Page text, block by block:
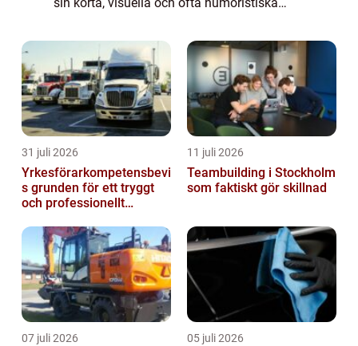
sin korta, visuella och ofta humoristiska
engagera en ...
31 juli 2026
Yrkesförarkompetensbevi
s grunden för ett tryggt
och professionellt
11 juli 2026
Teambuilding i Stockholm
som faktiskt gör skillnad
07 juli 2026 05 juli 2026